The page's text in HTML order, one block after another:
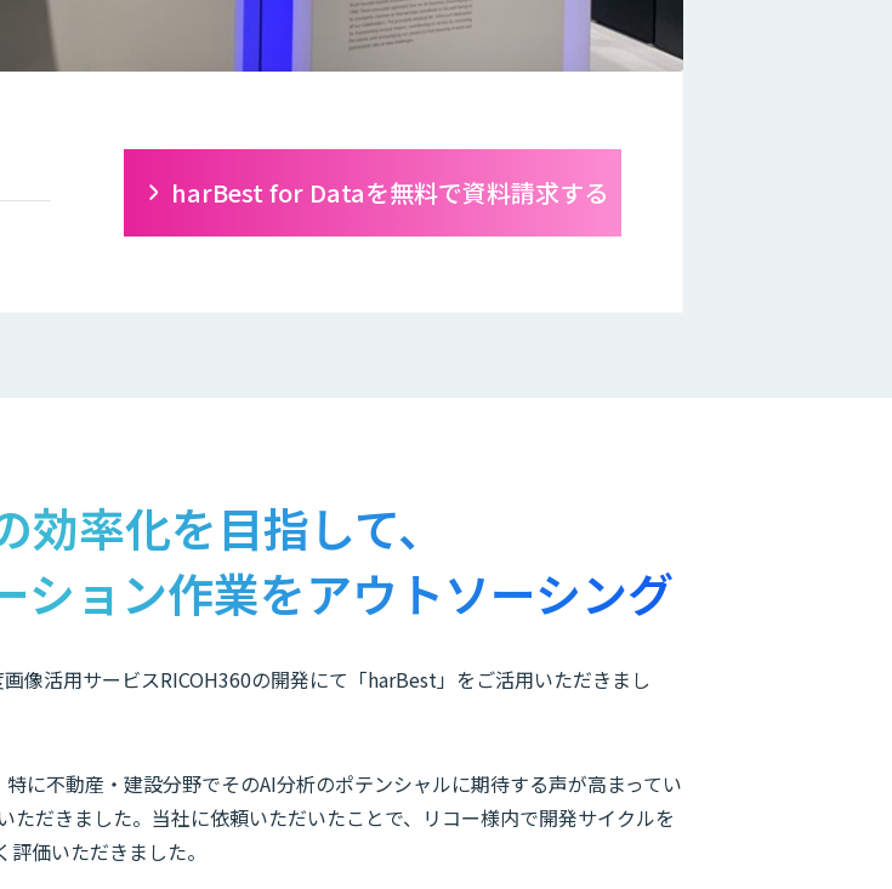
harBest for Dataを無料で資料請求する
効率化を目指して、
ション作業をアウトソーシング
像活用サービスRICOH360の開発にて「harBest」をご活用いただきまし
に不動産・建設分野でそのAI分析のポテンシャルに期待する声が高まってい
だきました。当社に依頼いただいたことで、リコー様内で開発サイクルを
価いただきました。